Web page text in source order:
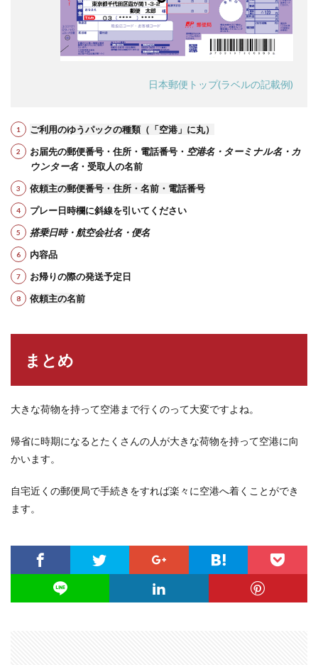
日本郵便トップ(ラベルの記載例)
ご利用のゆうパックの種類（「空港」に丸）
お届先の郵便番号・住所・電話番号・ 空港名・ターミナル名・カ
ウンター名・受取人の名前
依頼主の郵便番号・住所・名前・電話番号
プレー日時欄に斜線を引いてください
搭乗日時・航空会社名・便名
内容品
お帰りの際の発送予定日
依頼主の名前
まとめ
大きな荷物を持って空港まで行くのって大変ですよね。
帰省に時期になるとたくさんの人が大きな荷物を持って空港に向
かいます。
自宅近くの郵便局で手続きをすれば楽々に空港へ着くことができ
ます。